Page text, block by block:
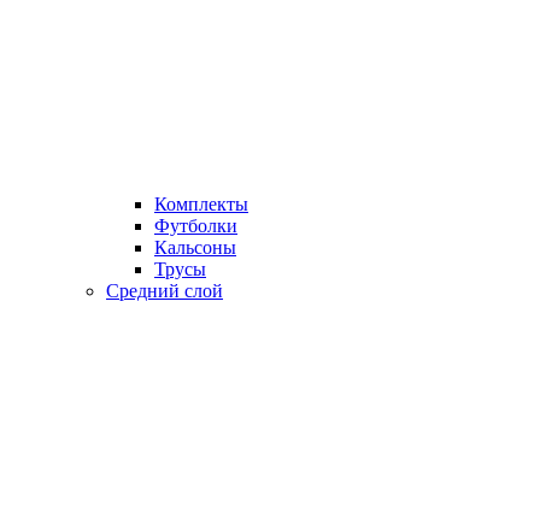
Комплекты
Футболки
Кальсоны
Трусы
Средний слой